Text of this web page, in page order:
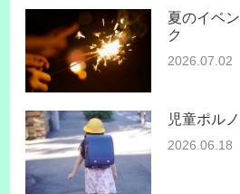
夏のイベ
ク
2026.07.02
児童ポル
2026.06.18